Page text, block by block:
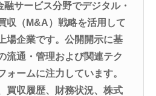
融サービス分野でデジタル・
収（M&A）戦略を活用して
場企業です。公開開示に基
流通・管理および関連テク
ォームに注力しています。
買収履歴、財務状況、株式